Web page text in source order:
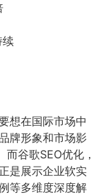
续
想在国际市场中
牌形象和市场影
谷歌SEO优化，
是展示企业软实
等多维度深度解